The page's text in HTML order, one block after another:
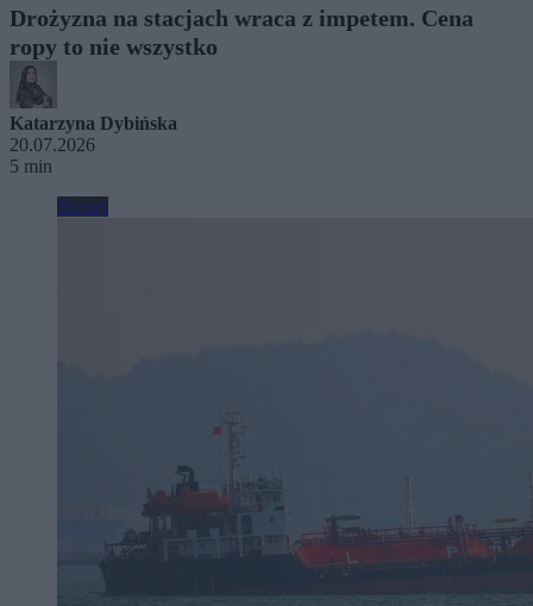
Drożyzna na stacjach wraca z impetem. Cena
ropy to nie wszystko
Katarzyna Dybińska
20.07.2026
5 min
Biznes